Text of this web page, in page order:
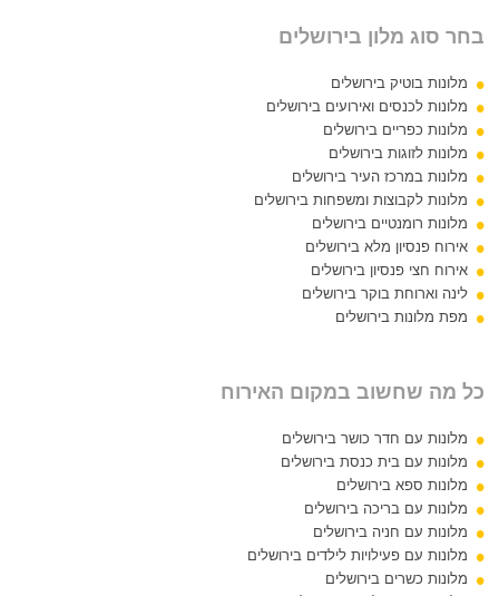
בחר סוג מלון בירושלים
מלונות בוטיק בירושלים
מלונות לכנסים ואירועים בירושלים
מלונות כפריים בירושלים
מלונות לזוגות בירושלים
מלונות במרכז העיר בירושלים
מלונות לקבוצות ומשפחות בירושלים
מלונות רומנטיים בירושלים
אירוח פנסיון מלא בירושלים
אירוח חצי פנסיון בירושלים
לינה וארוחת בוקר בירושלים
מפת מלונות בירושלים
כל מה שחשוב במקום האירוח
מלונות עם חדר כושר בירושלים
מלונות עם בית כנסת בירושלים
מלונות ספא בירושלים
מלונות עם בריכה בירושלים
מלונות עם חניה בירושלים
מלונות עם פעילויות לילדים בירושלים
מלונות כשרים בירושלים